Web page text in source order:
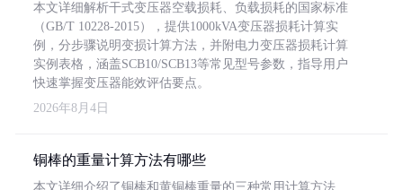
本文详细解析干式变压器空载损耗、负载损耗的国家标准
（GB/T 10228-2015），提供1000kVA变压器损耗计算实
例，分步骤说明变损计算方法，并附电力变压器损耗计算
实例表格，涵盖SCB10/SCB13等常见型号参数，指导用户
快速掌握变压器能效评估要点。
2026年8月4日
铜棒的重量计算方法有哪些
本文详细介绍了铜棒和黄铜棒重量的三种常用计算方法